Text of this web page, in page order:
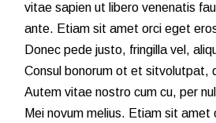
vitae sapien ut libero venenatis
ante. Etiam sit amet orci eget
Donec pede justo, fringilla vel,
Consul bonorum ot et sitvolutpat,
Autem vitae nostro cum cu, per
Mei novum melius. Etiam sit amet